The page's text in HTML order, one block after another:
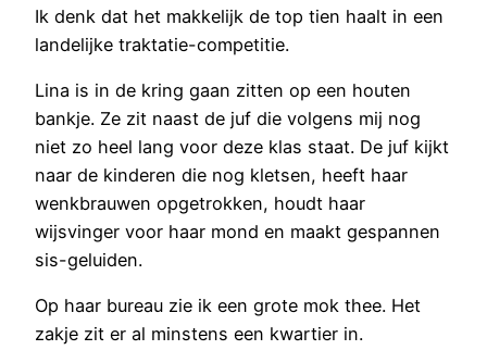
Ik denk dat het makkelijk de top tien haalt in een
landelijke traktatie-competitie.
Lina is in de kring gaan zitten op een houten
bankje. Ze zit naast de juf die volgens mij nog
niet zo heel lang voor deze klas staat. De juf kijkt
naar de kinderen die nog kletsen, heeft haar
wenkbrauwen opgetrokken, houdt haar
wijsvinger voor haar mond en maakt gespannen
sis-geluiden.
Op haar bureau zie ik een grote mok thee. Het
zakje zit er al minstens een kwartier in.